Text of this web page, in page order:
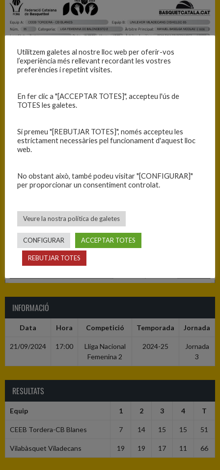
INFORMACIÓ
Data Hora Competició Temporada Jornada
21/09/2024 17:00
Lliga Nacional
Femenina 2
2024-25
Jornada
3
RESULTATS
Equip 1 2 3 4 T
CEEB Tordera-CB Blanes 7 14 15 15 51
Vilabàsquet Viladecans 19 19 17 11 66
Utilitzem galetes al nostre lloc web per oferir-vos
l’experiència més rellevant recordant les vostres
preferències i repetint visites.
En fer clic a "[ACCEPTAR TOTES]", accepteu l'ús de
TOTES les galetes.
Si premeu "[REBUTJAR TOTES]", només accepteu les
estrictament necessàries pel funcionament d'aquest lloc
web.
No obstant això, també podeu visitar "[CONFIGURAR]"
per proporcionar un consentiment controlat.
Veure la nostra política de galetes
CONFIGURAR ACCEPTAR TOTES
REBUTJAR TOTES